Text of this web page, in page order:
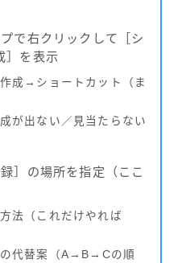
で右クリックして［シ
］を表示
成→ショートカット（ま
が出ない／見当たらない
］の場所を指定（ここ
法（これだけやれば
代替案（A→B→Cの順